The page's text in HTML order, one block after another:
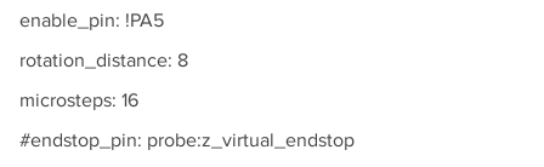
enable_pin: !PA5
rotation_distance: 8
microsteps: 16
#endstop_pin: probe:z_virtual_endstop